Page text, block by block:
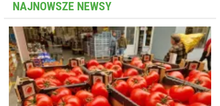
NAJNOWSZE NEWSY